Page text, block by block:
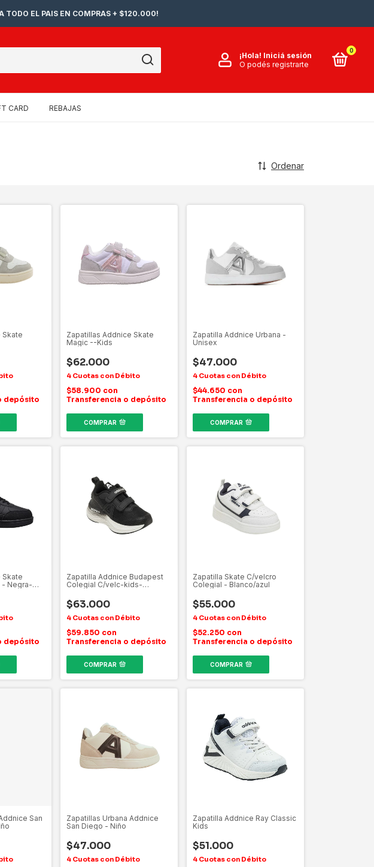
TODO EL PAIS EN COMPRAS + $120.000!
¡Hola! Iniciá sesión
O podés registrarte
0
CARD REBAJAS
Ordenar
Skate
depósito
Zapatillas Addnice Skate
Magic --Kids
$62.000
$58.900 con
Transferencia o depósito
COMPRAR
Zapatilla Addnice Urbana -
Unisex
$47.000
$44.650 con
Transferencia o depósito
COMPRAR
Skate
- Negra-
depósito
Zapatilla Addnice Budapest
Colegial C/velc-kids-
$63.000
$59.850 con
Transferencia o depósito
COMPRAR
Zapatilla Skate C/velcro
Colegial - Blanco/azul
$55.000
$52.250 con
Transferencia o depósito
COMPRAR
San
Zapatillas Urbana Addnice
San Diego - Niño
$47.000
Zapatilla Addnice Ray Classic
Kids
$51.000